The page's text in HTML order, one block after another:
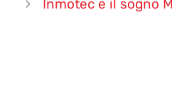
Inmotec e il sogno